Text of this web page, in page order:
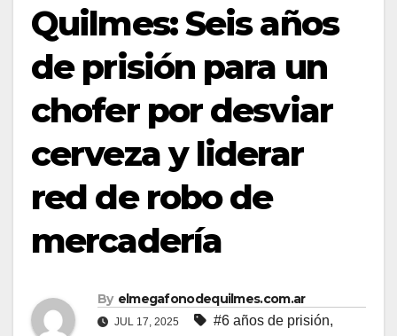
Quilmes: Seis años
de prisión para un
chofer por desviar
cerveza y liderar
red de robo de
mercadería
By elmegafonodequilmes.com.ar
JUL 17, 2025 #6 años de prisión,